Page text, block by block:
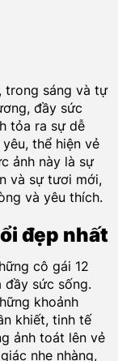
trong sáng và tự
đầy sức
tỏa ra sự dễ
thể hiện vẻ
ảnh này là sự
và sự tươi mới,
và yêu thích.
đẹp nhất
cô gái 12
đầy sức sống.
khoảnh
khiết, tinh tế
ảnh toát lên vẻ
nhẹ nhàng,